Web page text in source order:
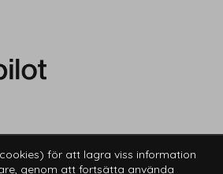
för att lagra viss information
genom att fortsätta använda